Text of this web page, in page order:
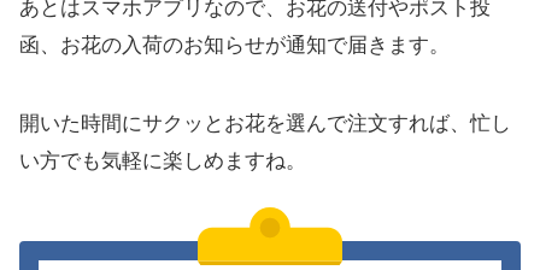
あとはスマホアプリなので、お花の送付やポスト投
函、お花の入荷のお知らせが通知で届きます。
開いた時間にサクッとお花を選んで注文すれば、忙し
い方でも気軽に楽しめますね。